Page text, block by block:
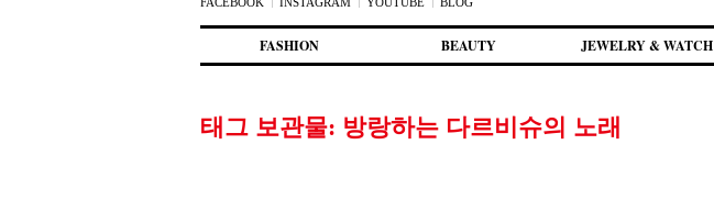
첫번째 컨텐츠로 뛰어넘기
두번째 컨텐츠로 뛰어넘기
FASHION BEAUTY JEWELRY & WATCH
태그 보관물: 방랑하는 다르비슈의 노래